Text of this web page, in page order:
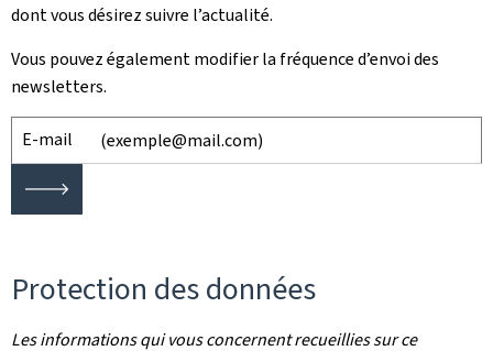
dont vous désirez suivre l’actualité.
Vous pouvez également modifier la fréquence d’envoi des
newsletters.
E-mail
🡒
Protection des données
Les informations qui vous concernent recueillies sur ce